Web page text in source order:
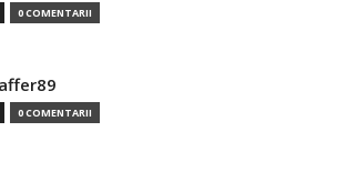
0 COMENTARII
0 COMENTARII